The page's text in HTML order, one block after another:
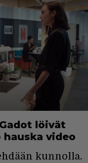
löivät
video
kunnolla.